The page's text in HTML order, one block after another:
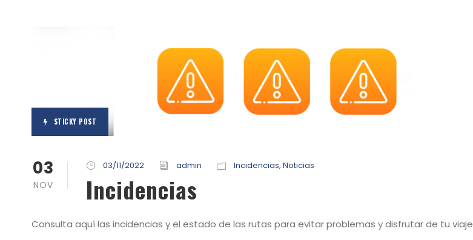
STICKY POST
03
NOV
03/11/2022 admin Incidencias, Noticias
Incidencias
Consulta aquí las incidencias y el estado de las rutas para evitar problemas y disfrutar de tu viaje